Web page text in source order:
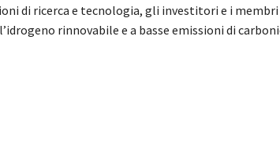
di ricerca e tecnologia, gli investitori e i membri
rinnovabile e a basse emissioni di